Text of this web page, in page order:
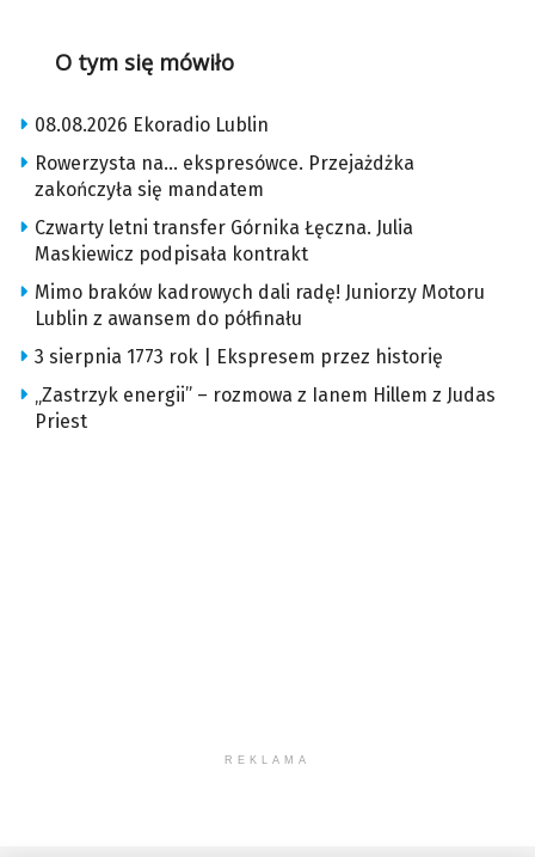
O tym się mówiło
08.08.2026 Ekoradio Lublin
Rowerzysta na… ekspresówce. Przejażdżka
zakończyła się mandatem
Czwarty letni transfer Górnika Łęczna. Julia
Maskiewicz podpisała kontrakt
Mimo braków kadrowych dali radę! Juniorzy Motoru
Lublin z awansem do półfinału
3 sierpnia 1773 rok | Ekspresem przez historię
„Zastrzyk energii” – rozmowa z Ianem Hillem z Judas
Priest
REKLAMA